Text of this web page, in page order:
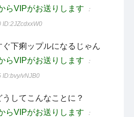
らVIPがお送りします ：
ID:2JZcdxxW0
下痢ップルになるじゃん
らVIPがお送りします ：
ID:bvy/vNJB0
してこんなことに？
らVIPがお送りします ：